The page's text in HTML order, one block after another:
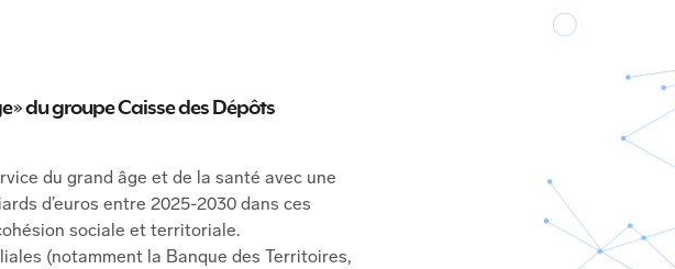
» du groupe Caisse des Dépôts
du grand âge et de la santé avec une
d’euros entre 2025-2030 dans ces
sociale et territoriale.
(notamment la Banque des Territoires,